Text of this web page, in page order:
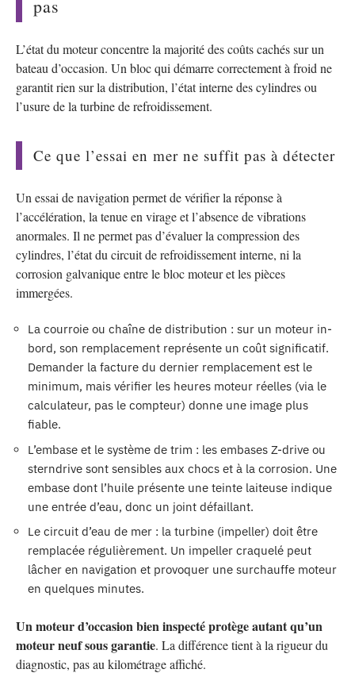
pas
L’état du moteur concentre la majorité des coûts cachés sur un
bateau d’occasion. Un bloc qui démarre correctement à froid ne
garantit rien sur la distribution, l’état interne des cylindres ou
l’usure de la turbine de refroidissement.
Ce que l’essai en mer ne suffit pas à détecter
Un essai de navigation permet de vérifier la réponse à
l’accélération, la tenue en virage et l’absence de vibrations
anormales. Il ne permet pas d’évaluer la compression des
cylindres, l’état du circuit de refroidissement interne, ni la
corrosion galvanique entre le bloc moteur et les pièces
immergées.
La courroie ou chaîne de distribution : sur un moteur in-
bord, son remplacement représente un coût significatif.
Demander la facture du dernier remplacement est le
minimum, mais vérifier les heures moteur réelles (via le
calculateur, pas le compteur) donne une image plus
fiable.
L’embase et le système de trim : les embases Z-drive ou
sterndrive sont sensibles aux chocs et à la corrosion. Une
embase dont l’huile présente une teinte laiteuse indique
une entrée d’eau, donc un joint défaillant.
Le circuit d’eau de mer : la turbine (impeller) doit être
remplacée régulièrement. Un impeller craquelé peut
lâcher en navigation et provoquer une surchauffe moteur
en quelques minutes.
Un moteur d’occasion bien inspecté protège autant qu’un
moteur neuf sous garantie. La différence tient à la rigueur du
diagnostic, pas au kilométrage affiché.